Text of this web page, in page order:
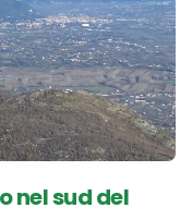
nel sud del